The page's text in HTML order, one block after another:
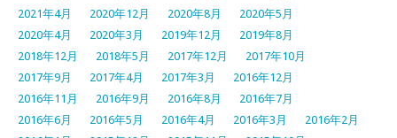
2021年4月
2020年12月 2020年8月
2020年5月
2020年4月
2020年3月 2019年12月
2019年8月
2018年12月
2018年5月 2017年12月
2017年10月
2017年9月
2017年4月 2017年3月
2016年12月
2016年11月
2016年9月 2016年8月
2016年7月
2016年6月
2016年5月 2016年4月 2016年3月
2016年2月